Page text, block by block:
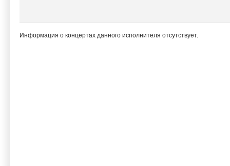
Информация о концертах данного исполнителя отсутствует.